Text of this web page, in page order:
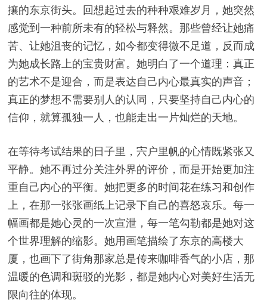
攘的东京街头。回想起过去的种种艰难岁月，她突然
感觉到一种前所未有的轻松与释然。那些曾经让她痛
苦、让她沮丧的记忆，如今都变得微不足道，反而成
为她成长路上的宝贵财富。她明白了一个道理：真正
的艺术不是迎合，而是表达自己内心最真实的声音；
真正的梦想不需要别人的认同，只要坚持自己内心的
信仰，就算孤独一人，也能走出一片灿烂的天地。
在等待考试结果的日子里，宍户里帆的心情既紧张又
平静。她不再过分关注外界的评价，而是开始更加注
重自己内心的平衡。她把更多的时间花在练习和创作
上，在那一张张画纸上记录下自己的喜怒哀乐。每一
幅画都是她心灵的一次宣泄，每一笔勾勒都是她对这
个世界理解的缩影。她用画笔描绘了东京的高楼大
厦，也画下了街角那家总是传来咖啡香气的小店，那
温暖的色调和斑驳的光影，都是她内心对美好生活无
限向往的体现。